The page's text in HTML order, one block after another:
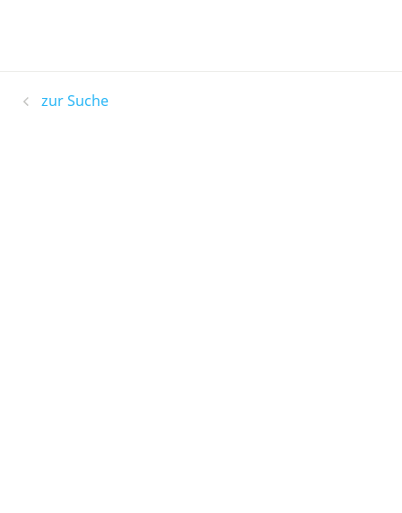
zur Suche